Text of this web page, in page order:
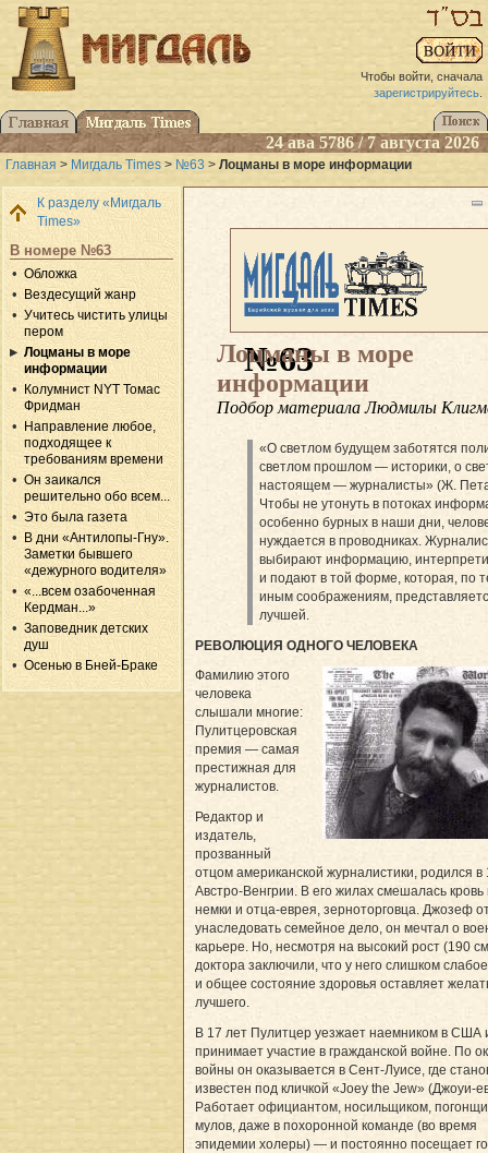
Чтобы войти, сначала
зарегистрируйтесь.
24 ава 5786 / 7 августа 2026
Главная > Мигдаль Times > №63 > Лоцманы в море информации
К разделу «Мигдаль
Times»
В номере №63
Обложка
Вездесущий жанр
Учитесь чистить улицы
пером
Лоцманы в море
информации
Колумнист NYT Томас
Фридман
Направление любое,
подходящее к
требованиям времени
Он заикался
решительно обо всем...
Это была газета
В дни «Антилопы-Гну».
Заметки бывшего
«дежурного водителя»
«...всем озабоченная
Кердман...»
Заповедник детских
душ
Осенью в Бней-Браке
№63
Лоцманы в море
информации
Подбор материала Людмилы
«О светлом будущем заботятся
светлом прошлом — историки, о
настоящем — журналисты» (Ж.
Чтобы не утонуть в потоках
особенно бурных в наши дни,
нуждается в проводниках.
выбирают информацию,
и подают в той форме, которая, по
иным соображениям,
лучшей.
РЕВОЛЮЦИЯ ОДНОГО ЧЕЛОВЕКА
Фамилию этого
человека
слышали многие:
Пулитцеровская
премия — самая
престижная для
журналистов.
Редактор и
издатель,
прозванный
отцом американской журналистики, родился в
Австро-Венгрии. В его жилах смешалась
немки и отца-еврея, зерноторговца. Джозеф
унаследовать семейное дело, он мечтал о
карьере. Но, несмотря на высокий рост (190
доктора заключили, что у него слишком
и общее состояние здоровья оставляет
лучшего.
В 17 лет Пулитцер уезжает наемником в США
принимает участие в гражданской войне. По
войны он оказывается в Сент-Луисе, где
известен под кличкой «Joey the Jew» (Джоуи-
Работает официантом, носильщиком,
мулов, даже в похоронной команде (во время
эпидемии холеры) — и постоянно посещает